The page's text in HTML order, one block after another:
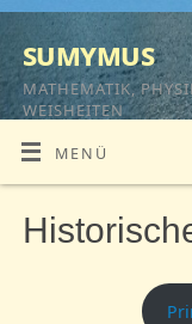
sumymus
MATHEMATIK,
WEISHEITEN
MENÜ